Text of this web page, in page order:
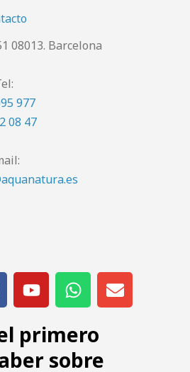
08013. Barcelona
977
08 47
el primero
sobre